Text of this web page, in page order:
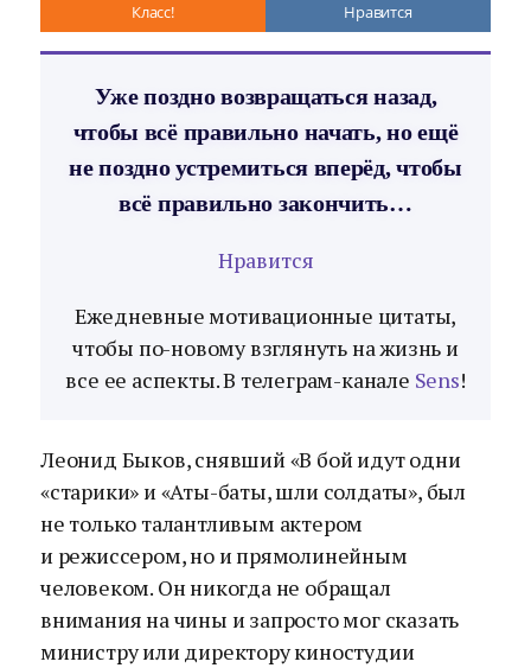
Класс! Нравится
Уже поздно возвращаться назад,
чтобы всё правильно начать, но ещё
не поздно устремиться вперёд, чтобы
всё правильно закончить…
Нравится
Ежедневные мотивационные цитаты,
чтобы по-новому взглянуть на жизнь и
все ее аспекты. В телеграм-канале Sens!
Леонид Быков, снявший «В бой идут одни
«старики» и «Аты-баты, шли солдаты», был
не только талантливым актером
и режиссером, но и прямолинейным
человеком. Он никогда не обращал
внимания на чины и запросто мог сказать
министру или директору киностудии